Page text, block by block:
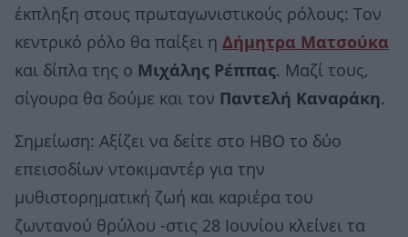
έκπληξη στους πρωταγωνιστικούς ρόλους: Τον
κεντρικό ρόλο θα παίξει η Δήμητρα Ματσούκα
και δίπλα της ο Μιχάλης Ρέππας. Μαζί τους,
σίγουρα θα δούμε και τον Παντελή Καναράκη.
Σημείωση: Αξίζει να δείτε στο HBO το δύο
επεισοδίων ντοκιμαντέρ για την
μυθιστορηματική ζωή και καριέρα του
ζωντανού θρύλου -στις 28 Ιουνίου κλείνει τα